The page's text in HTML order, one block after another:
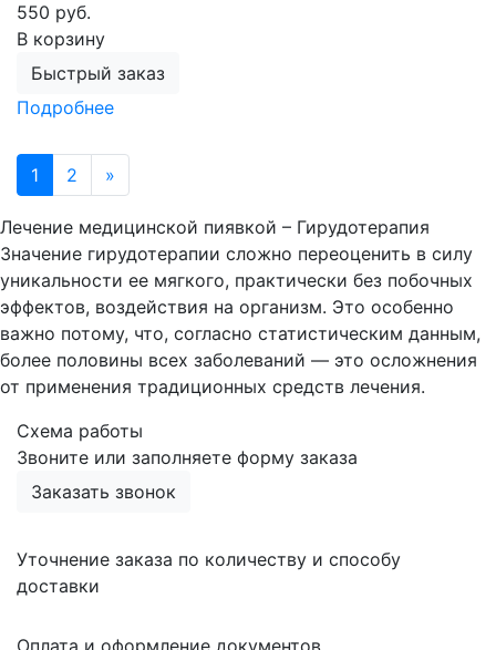
550 руб.
В корзину
Быстрый заказ
Подробнее
1 2 »
Лечение медицинской пиявкой – Гирудотерапия
Значение гирудотерапии сложно переоценить в силу
уникальности ее мягкого, практически без побочных
эффектов, воздействия на организм. Это особенно
важно потому, что, согласно статистическим данным,
более половины всех заболеваний — это осложнения
от применения традиционных средств лечения.
Схема работы
Звоните или заполняете форму заказа
Заказать звонок
Уточнение заказа по количеству и способу
доставки
Оплата и оформление документов